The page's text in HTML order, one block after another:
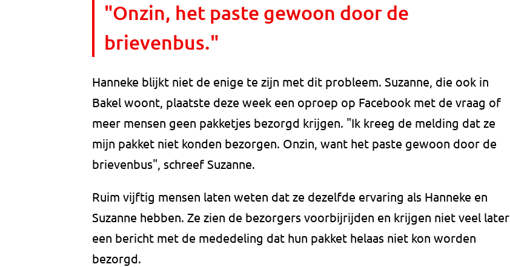
"Onzin, het paste gewoon door de
brievenbus."
Hanneke blijkt niet de enige te zijn met dit probleem. Suzanne, die ook in
Bakel woont, plaatste deze week een oproep op Facebook met de vraag of
meer mensen geen pakketjes bezorgd krijgen. "Ik kreeg de melding dat ze
mijn pakket niet konden bezorgen. Onzin, want het paste gewoon door de
brievenbus", schreef Suzanne.
Ruim vijftig mensen laten weten dat ze dezelfde ervaring als Hanneke en
Suzanne hebben. Ze zien de bezorgers voorbijrijden en krijgen niet veel later
een bericht met de mededeling dat hun pakket helaas niet kon worden
bezorgd.